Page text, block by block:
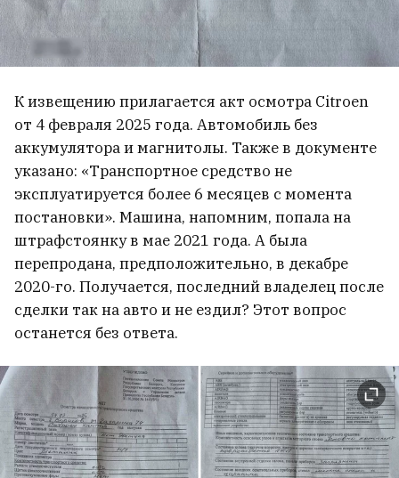
К извещению прилагается акт осмотра Citroen
от 4 февраля 2025 года. Автомобиль без
аккумулятора и магнитолы. Также в документе
указано: «Транспортное средство не
эксплуатируется более 6 месяцев с момента
постановки». Машина, напомним, попала на
штрафстоянку в мае 2021 года. А была
перепродана, предположительно, в декабре
2020-го. Получается, последний владелец после
сделки так на авто и не ездил? Этот вопрос
останется без ответа.